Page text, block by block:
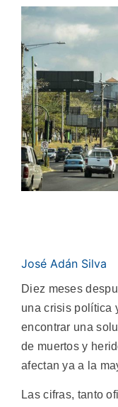
José Adán Silva
Diez meses
una crisis política
encontrar una
de muertos y
afectan ya a la
Las cifras, tanto